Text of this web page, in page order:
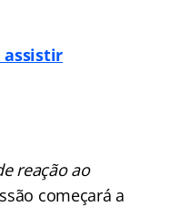
assistir
reação ao
começará a